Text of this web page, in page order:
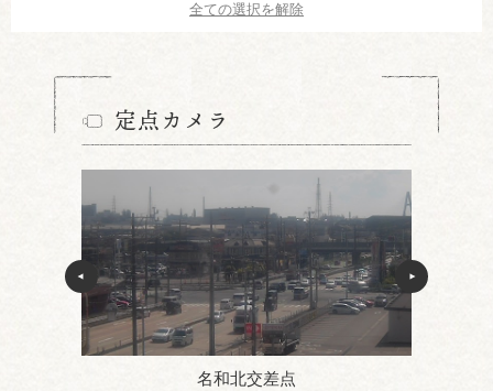
全ての選択を解除
定点カメラ
名和北交差点